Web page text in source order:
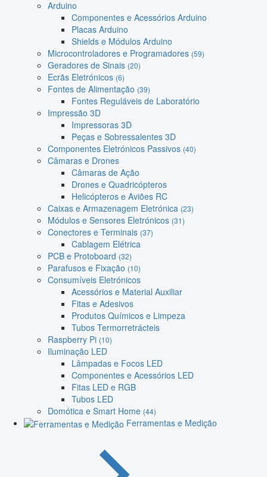
Arduino
Componentes e Acessórios Arduino
Placas Arduino
Shields e Módulos Arduino
Microcontroladores e Programadores (59)
Geradores de Sinais (20)
Ecrãs Eletrónicos (6)
Fontes de Alimentação (39)
Fontes Reguláveis de Laboratório
Impressão 3D
Impressoras 3D
Peças e Sobressalentes 3D
Componentes Eletrónicos Passivos (40)
Câmaras e Drones
Câmaras de Ação
Drones e Quadricópteros
Helicópteros e Aviões RC
Caixas e Armazenagem Eletrónica (23)
Módulos e Sensores Eletrónicos (31)
Conectores e Terminais (37)
Cablagem Elétrica
PCB e Protoboard (32)
Parafusos e Fixação (10)
Consumíveis Eletrónicos
Acessórios e Material Auxiliar
Fitas e Adesivos
Produtos Químicos e Limpeza
Tubos Termorretrácteis
Raspberry Pi (10)
Iluminação LED
Lâmpadas e Focos LED
Componentes e Acessórios LED
Fitas LED e RGB
Tubos LED
Domótica e Smart Home (44)
Ferramentas e Medição